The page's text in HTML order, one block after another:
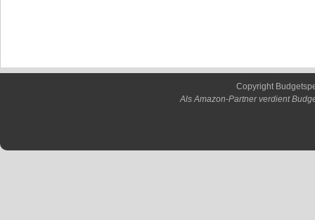
Copyright
Als Amazon-Partner verdient